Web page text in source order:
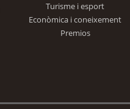
Turisme i esport
Econòmica i coneixement
Premios